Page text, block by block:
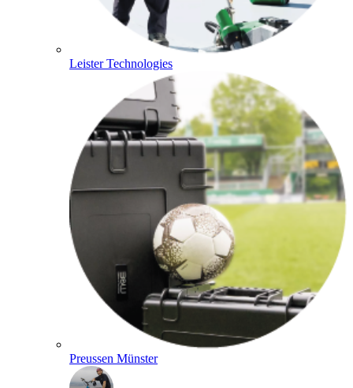
Leister Technologies
Preussen Münster